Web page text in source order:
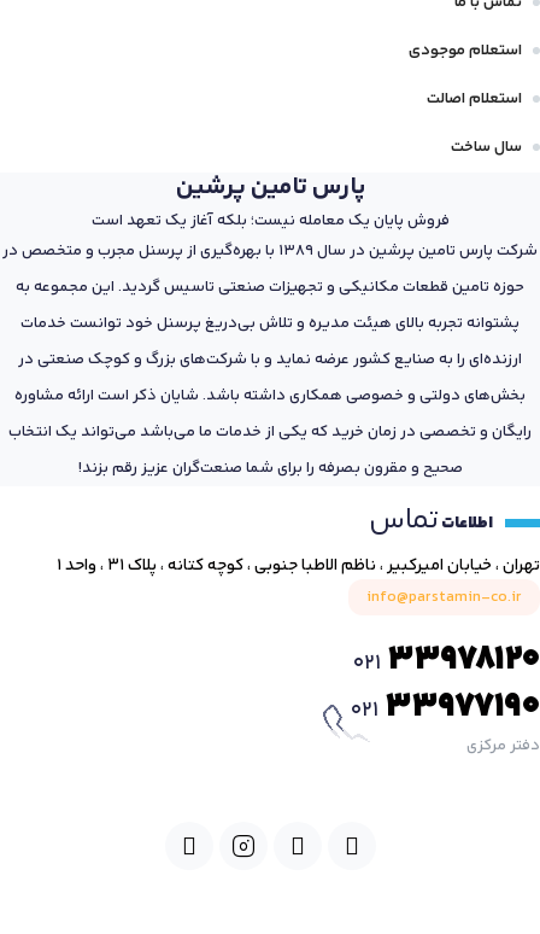
استعلام موجودی
استعلام اصالت
سال ساخت
پارس تامین پرشین
فروش پایان یک معامله نیست؛ بلکه آغاز یک تعهد است
شرکت پارس تامین پرشین در سال 1389 با بهره‌گیری از پرسنل مجرب و متخصص در
حوزه تامین قطعات مکانیکی و تجهیزات صنعتی تاسیس گردید. این مجموعه به
پشتوانه تجربه بالای هیئت مدیره و تلاش بی‌دریغ پرسنل خود توانست خدمات
ارزنده‌ای را به صنایع کشور عرضه نماید و با شرکت‌های بزرگ و کوچک صنعتی در
بخش‌های دولتی و خصوصی همکاری داشته باشد. شایان ذکر است ارائه مشاوره
رایگان و تخصصی در زمان خرید که یکی از خدمات ما می‌باشد می‌تواند یک انتخاب
صحیح و مقرون بصرفه را برای شما صنعت‌گران عزیز رقم بزند!
اطلاعاتتماس
تهران ، خیابان امیرکبیر ، ناظم الاطبا جنوبی ، کوچه کتانه ، پلاک ۳۱ ، واحد ۱
info@parstamin-co.ir
021 33978120
021 33977190
دفتر مرکزی